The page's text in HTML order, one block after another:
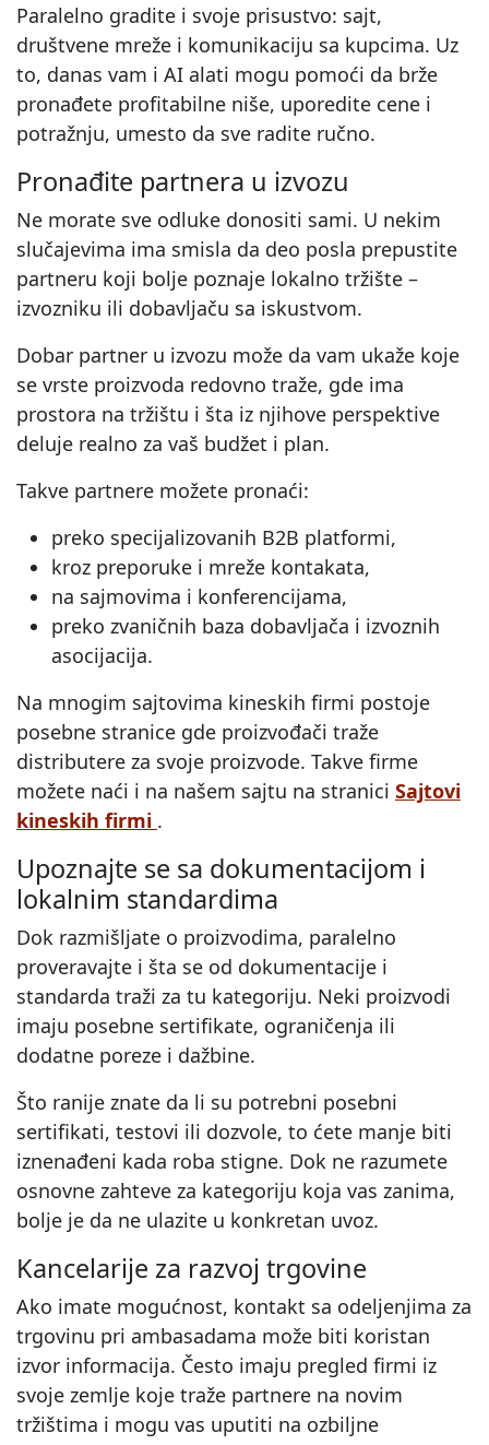
Paralelno gradite i svoje prisustvo: sajt,
društvene mreže i komunikaciju sa kupcima. Uz
to, danas vam i AI alati mogu pomoći da brže
pronađete profitabilne niše, uporedite cene i
potražnju, umesto da sve radite ručno.
Pronađite partnera u izvozu
Ne morate sve odluke donositi sami. U nekim
slučajevima ima smisla da deo posla prepustite
partneru koji bolje poznaje lokalno tržište –
izvozniku ili dobavljaču sa iskustvom.
Dobar partner u izvozu može da vam ukaže koje
se vrste proizvoda redovno traže, gde ima
prostora na tržištu i šta iz njihove perspektive
deluje realno za vaš budžet i plan.
Takve partnere možete pronaći:
preko specijalizovanih B2B platformi,
kroz preporuke i mreže kontakata,
na sajmovima i konferencijama,
preko zvaničnih baza dobavljača i izvoznih
asocijacija.
Na mnogim sajtovima kineskih firmi postoje
posebne stranice gde proizvođači traže
distributere za svoje proizvode. Takve firme
možete naći i na našem sajtu na stranici Sajtovi
kineskih firmi .
Upoznajte se sa dokumentacijom i
lokalnim standardima
Dok razmišljate o proizvodima, paralelno
proveravajte i šta se od dokumentacije i
standarda traži za tu kategoriju. Neki proizvodi
imaju posebne sertifikate, ograničenja ili
dodatne poreze i dažbine.
Što ranije znate da li su potrebni posebni
sertifikati, testovi ili dozvole, to ćete manje biti
iznenađeni kada roba stigne. Dok ne razumete
osnovne zahteve za kategoriju koja vas zanima,
bolje je da ne ulazite u konkretan uvoz.
Kancelarije za razvoj trgovine
Ako imate mogućnost, kontakt sa odeljenjima za
trgovinu pri ambasadama može biti koristan
izvor informacija. Često imaju pregled firmi iz
svoje zemlje koje traže partnere na novim
tržištima i mogu vas uputiti na ozbiljne